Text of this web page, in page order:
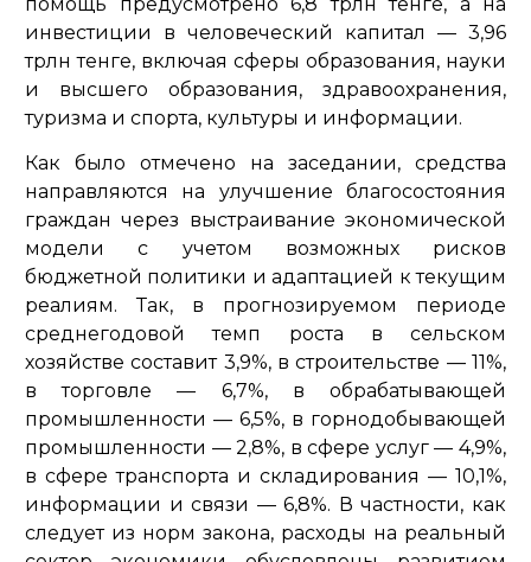
инвестиции в человеческий капитал — 3,96
трлн тенге, включая сферы образования, науки
и высшего образования, здравоохранения,
туризма и спорта, культуры и информации.
Как было отмечено на заседании, средства
направляются на улучшение благосостояния
граждан через выстраивание экономической
модели с учетом возможных рисков
бюджетной политики и адаптацией к текущим
реалиям. Так, в прогнозируемом периоде
среднегодовой темп роста в сельском
хозяйстве составит 3,9%, в строительстве — 11%,
в торговле — 6,7%, в обрабатывающей
промышленности — 6,5%, в горнодобывающей
промышленности — 2,8%, в сфере услуг — 4,9%,
в сфере транспорта и складирования — 10,1%,
информации и связи — 6,8%. В частности, как
следует из норм закона, расходы на реальный